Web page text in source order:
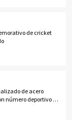
de cricket
de acero
número deportivo de
con nombre, regalos
de los deportes